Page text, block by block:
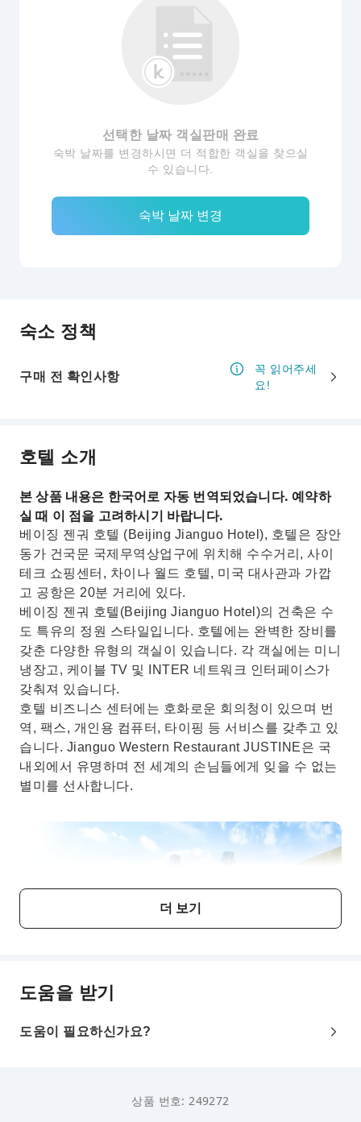
선택한 날짜 객실판매 완료
숙박 날짜를 변경하시면 더 적합한 객실을 찾으실
수 있습니다.
숙박 날짜 변경
숙소 정책
구매 전 확인사항
꼭 읽어주세
요!
호텔 소개
본 상품 내용은 한국어로 자동 번역되었습니다. 예약하
실 때 이 점을 고려하시기 바랍니다.
베이징 젠궈 호텔 (Beijing Jianguo Hotel), 호텔은 장안
동가 건국문 국제무역상업구에 위치해 수수거리, 사이
테크 쇼핑센터, 차이나 월드 호텔, 미국 대사관과 가깝
고 공항은 20분 거리에 있다.
베이징 젠궈 호텔(Beijing Jianguo Hotel)의 건축은 수
도 특유의 정원 스타일입니다. 호텔에는 완벽한 장비를
갖춘 다양한 유형의 객실이 있습니다. 각 객실에는 미니
냉장고, 케이블 TV 및 INTER 네트워크 인터페이스가
갖춰져 있습니다.
호텔 비즈니스 센터에는 호화로운 회의청이 있으며 번
역, 팩스, 개인용 컴퓨터, 타이핑 등 서비스를 갖추고 있
습니다. Jianguo Western Restaurant JUSTINE은 국
내외에서 유명하며 전 세계의 손님들에게 잊을 수 없는
별미를 선사합니다.
더 보기
도움을 받기
도움이 필요하신가요?
상품 번호: 249272